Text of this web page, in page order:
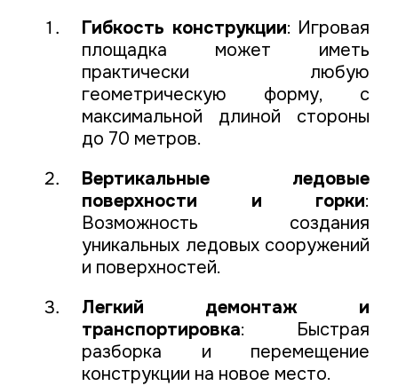
Гибкость конструкции: Игровая
площадка может иметь
практически любую
геометрическую форму, с
максимальной длиной стороны
до 70 метров.
Вертикальные ледовые
поверхности и горки:
Возможность создания
уникальных ледовых сооружений
и поверхностей.
Легкий демонтаж и
транспортировка: Быстрая
разборка и перемещение
конструкции на новое место.